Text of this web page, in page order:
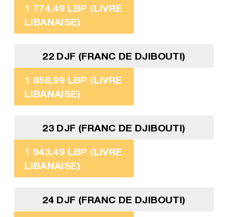
1 774,49 LBP (LIVRE
LIBANAISE)
22 DJF (FRANC DE DJIBOUTI)
1 858,99 LBP (LIVRE
LIBANAISE)
23 DJF (FRANC DE DJIBOUTI)
1 943,49 LBP (LIVRE
LIBANAISE)
24 DJF (FRANC DE DJIBOUTI)